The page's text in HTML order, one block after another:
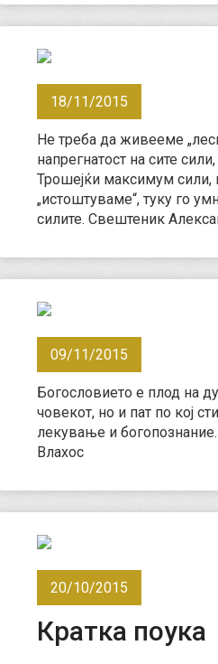
18/11/2015
Не треба да живееме
напрегнатост на сите
Трошејќи максимум сили,
„истоштуваме“, туку го
силите. Свештеник
09/11/2015
Богословието е плод на
човекот, но и пат по кој
лекување и
Влахос
20/10/2015
Кратка поука